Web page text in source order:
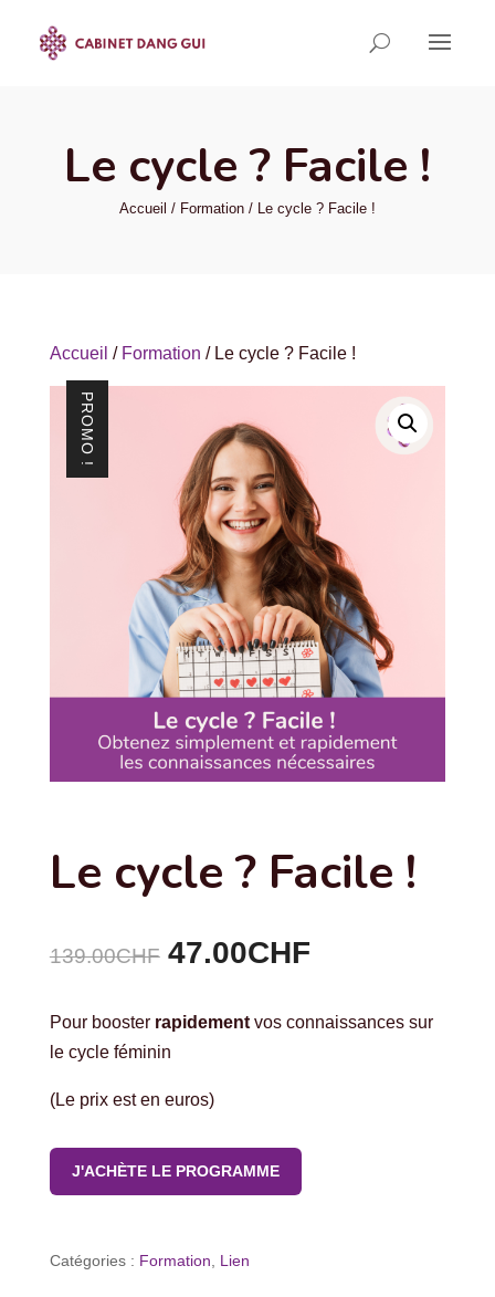
Le cycle ? Facile !
Accueil / Formation/ Le cycle ? Facile !
Accueil / Formation / Le cycle ? Facile !
PROMO !
Le cycle ? Facile !
139.00CHF Le
initial
139.00CHF.
47.00CHFLe
actuel
Pour booster rapidementvos connaissances sur
le cycle féminin
(Le prix est en euros)
J'ACHÈTE LE PROGRAMME
Catégories : Formation, Lien